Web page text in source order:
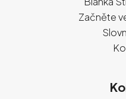
Začněte